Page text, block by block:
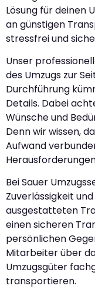
Lösung für deinen
an günstigen
stressfrei und
Unser
des Umzugs zur
Durchführung
Details. Dabei
Wünsche und
Denn wir wissen,
Aufwand
Bei Sauer
Zuverlässigkeit
ausgestatteten
einen sicheren
persönlichen
Mitarbeiter über
Umzugsgüter
transportieren.